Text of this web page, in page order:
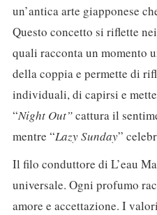
un’antica arte giapponese
Questo concetto si riflette
quali racconta un momento
della coppia e permette di
individuali, di capirsi e
“Night Out”cattura il
mentre “Lazy Sunday”
Il filo conduttore di L’eau
universale. Ogni profumo
amore e accettazione. I